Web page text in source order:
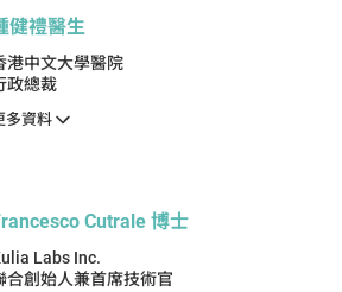
健禮醫生
港中文大學醫院
政總裁
多資料
Cutrale 博士
Labs Inc.
合創始人兼首席技術官